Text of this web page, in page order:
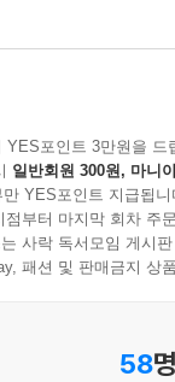
다.
pp.114-115
는데 평소에 여기
치를 부여해야 한
셉과 카피를 만드는
은 무첨가 vs 우리
어로 알아듣게 말하
로 만들어버리는 방
고 귀에 쏙 박히
YES포인트 3만원을 드
일반회원 300원, 마니
YES포인트 지급됩니
부터 마지막 회차 주
사락 독서모임 게시
패션 및 판매금지 상
58